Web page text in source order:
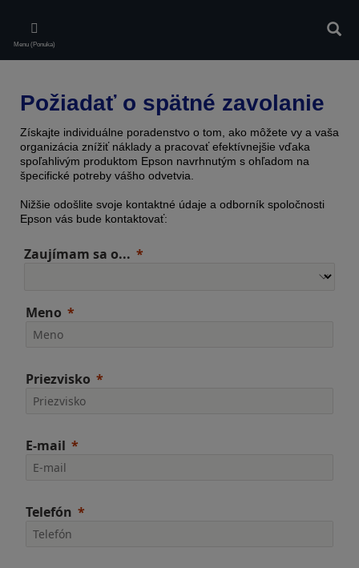
main
content
Menu (Ponuka)
Požiadať o spätné zavolanie
Získajte individuálne poradenstvo o tom, ako môžete vy a vaša
organizácia znížiť náklady a pracovať efektívnejšie vďaka
spoľahlivým produktom Epson navrhnutým s ohľadom na
špecifické potreby vášho odvetvia.
Nižšie odošlite svoje kontaktné údaje a odborník spoločnosti
Epson vás bude kontaktovať:
Zaujímam sa o...
Meno
Priezvisko
E-mail
Telefón